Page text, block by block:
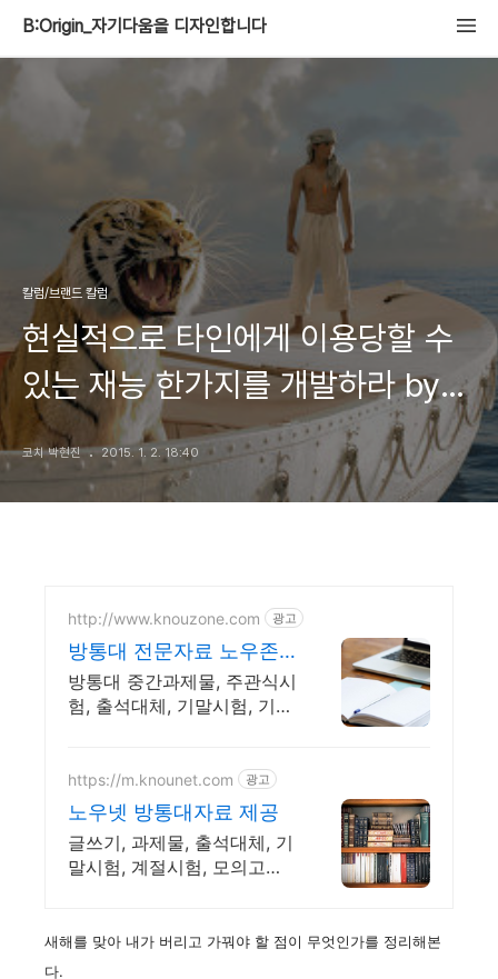
B:Origin_자기다움을 디자인합니다
칼럼/브랜드 칼럼
현실적으로 타인에게 이용당할 수
있는 재능 한가지를 개발하라 by
퍼스널브랜드PD 박현진
코치 박현진 2015. 1. 2. 18:40
http://www.knouzone.com 광고
방통대 전문자료 노우존
방통대 자료포털 NO.1
방통대 중간과제물, 주관식시
험, 출석대체, 기말시험, 기출
https://m.knounet.com 광고
노우넷 방통대자료 제공
글쓰기, 과제물, 출석대체, 기
말시험, 계절시험, 모의고사
새해를 맞아 내가 버리고 가꿔야 할 점이 무엇인가를 정리해본
다.